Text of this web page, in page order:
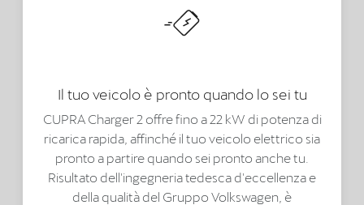
Il tuo veicolo è pronto quando lo sei tu
CUPRA Charger 2 offre fino a 22 kW di potenza di
ricarica rapida, affinché il tuo veicolo elettrico sia
pronto a partire quando sei pronto anche tu.
Risultato dell'ingegneria tedesca d'eccellenza e
della qualità del Gruppo Volkswagen, è